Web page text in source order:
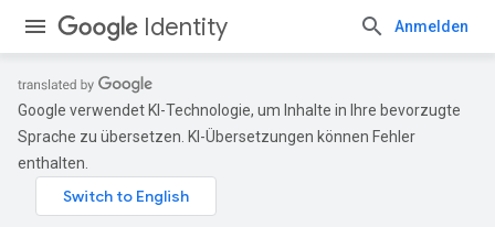
Identity Anmelden
Google verwendet KI-Technologie, um Inhalte in Ihre bevorzugte
Sprache zu übersetzen. KI-Übersetzungen können Fehler
enthalten.